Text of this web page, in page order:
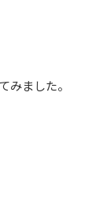
みました。